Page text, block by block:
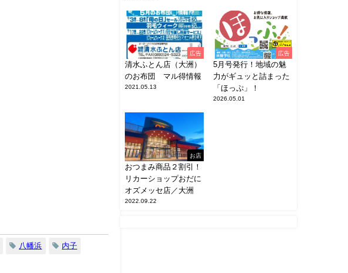
八幡浜 内子
広告
清水ふとん店（大洲）
のお布団 マル得情報
2021.05.13
広告
5月号発行！地域の魅
力がギュッと詰まった
「ほっぷ」！
2026.05.01
お店
おつまみ商品２割引！
リカーショップおだに
オズメッセ店／大洲
2022.09.22